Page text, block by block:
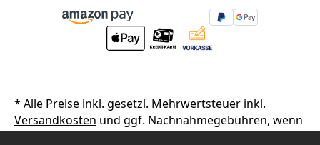
* Alle Preise inkl. gesetzl. Mehrwertsteuer inkl.
Versandkosten und ggf. Nachnahmegebühren, wenn
nicht anders angegeben.